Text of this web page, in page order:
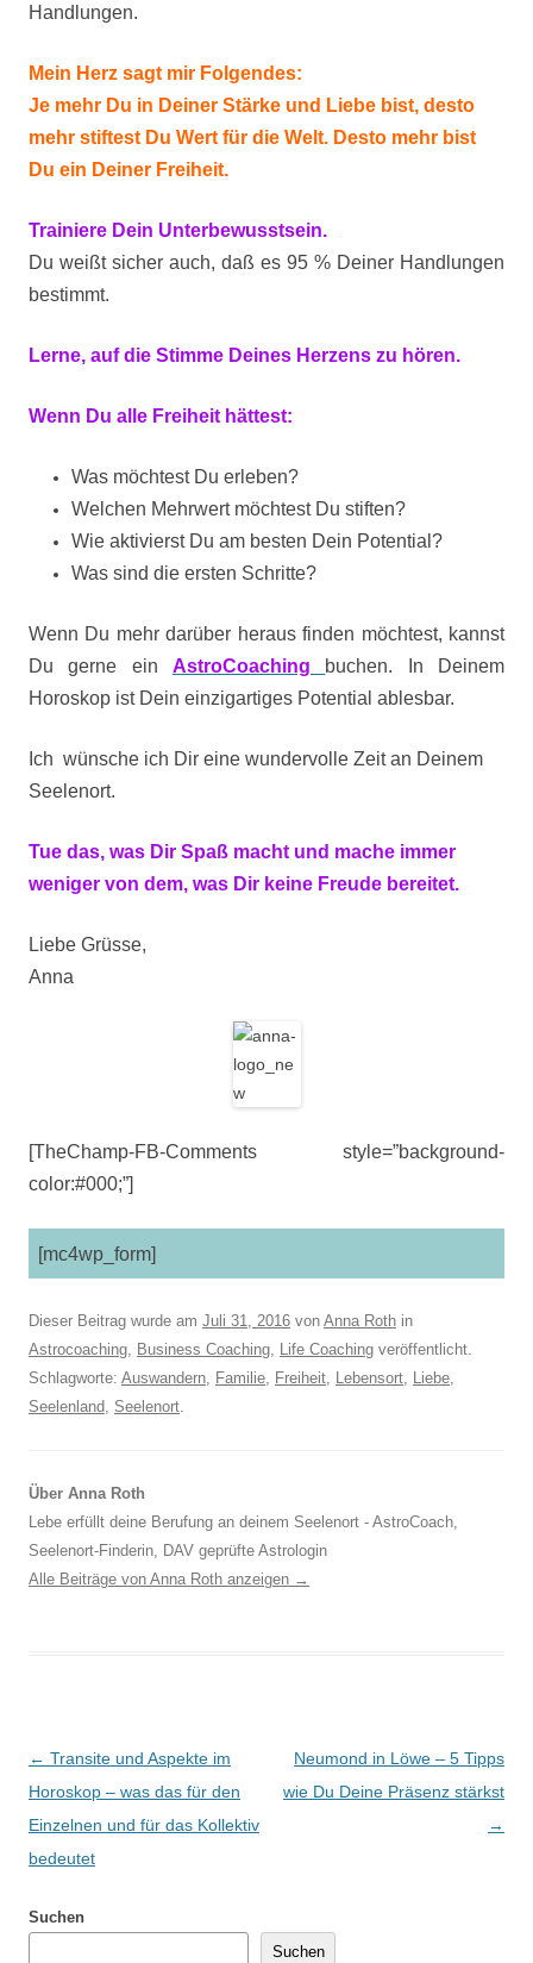
Handlungen.
Mein Herz sagt mir Folgendes:
Je mehr Du in Deiner Stärke und Liebe bist, desto
mehr stiftest Du Wert für die Welt. Desto mehr bist
Du ein Deiner Freiheit.
Trainiere Dein Unterbewusstsein.
Du weißt sicher auch, daß es 95 % Deiner Handlungen
bestimmt.
Lerne, auf die Stimme Deines Herzens zu hören.
Wenn Du alle Freiheit hättest:
Was möchtest Du erleben?
Welchen Mehrwert möchtest Du stiften?
Wie aktivierst Du am besten Dein Potential?
Was sind die ersten Schritte?
Wenn Du mehr darüber heraus finden möchtest, kannst
Du gerne ein AstroCoaching
buchen. In Deinem
Horoskop ist Dein einzigartiges Potential ablesbar.
Ich wünsche ich Dir eine wundervolle Zeit an Deinem
Seelenort.
Tue das, was Dir Spaß macht und mache immer
weniger von dem, was Dir keine Freude bereitet.
Liebe Grüsse,
Anna
[TheChamp-FB-Comments style=”background-
color:#000;”]
[mc4wp_form]
Dieser Beitrag wurde am Juli 31, 2016 von Anna Roth in
Astrocoaching, Business Coaching, Life Coaching veröffentlicht.
Schlagworte: Auswandern, Familie, Freiheit, Lebensort, Liebe,
Seelenland, Seelenort.
Über Anna Roth
Lebe erfüllt deine Berufung an deinem Seelenort - AstroCoach,
Seelenort-Finderin, DAV geprüfte Astrologin
Alle Beiträge von Anna Roth anzeigen →
Beitragsnavigation
← Transite und Aspekte im
Horoskop – was das für den
Einzelnen und für das Kollektiv
bedeutet
Neumond in Löwe – 5 Tipps
wie Du Deine Präsenz stärkst
→
Suchen
Suchen